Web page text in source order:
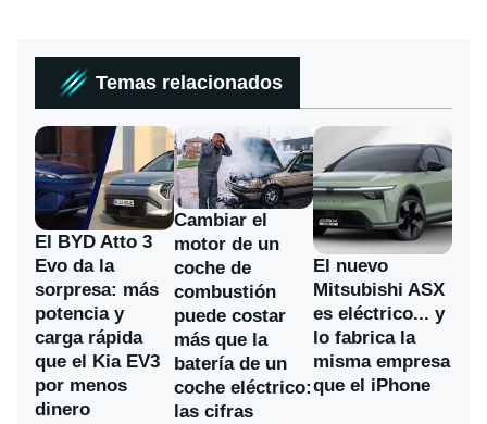
Temas relacionados
El BYD Atto 3
Evo da la
sorpresa: más
potencia y
carga rápida
que el Kia EV3
por menos
dinero
Cambiar el
motor de un
coche de
combustión
puede costar
más que la
batería de un
coche eléctrico:
las cifras
El nuevo
Mitsubishi ASX
es eléctrico... y
lo fabrica la
misma empresa
que el iPhone